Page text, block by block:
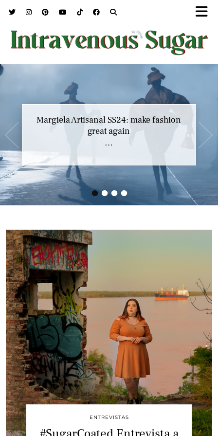
••••
Margiela Artisanal SS24: make fashion
great again
…
ENTREVISTAS